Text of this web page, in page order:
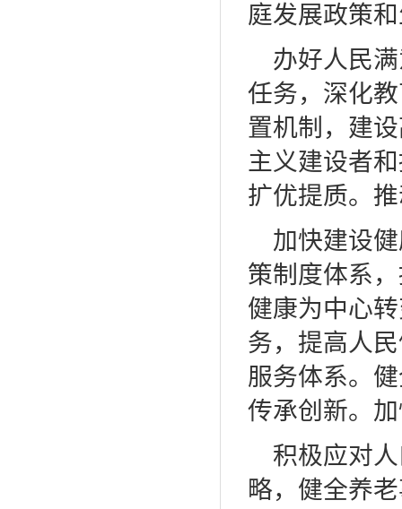
庭发展政策
办好人民
任务，深化
置机制，建
主义建设者
扩优提质。
加快建设
策制度体系
健康为中心
务，提高人
服务体系。
传承创新。
积极应对
略，健全养